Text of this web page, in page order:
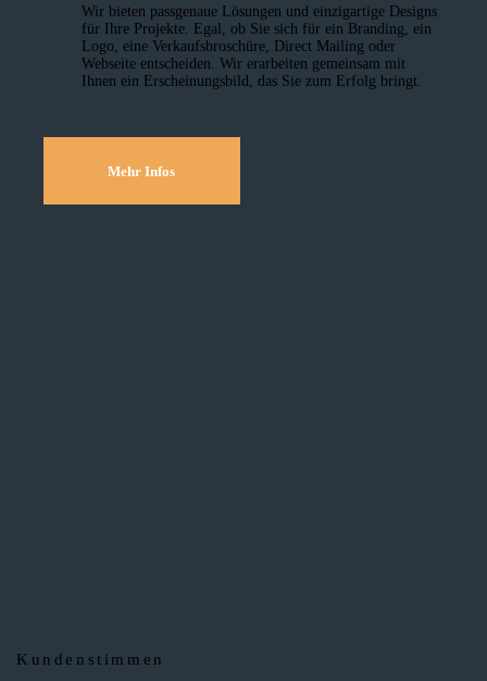
Wir bieten passgenaue Lösungen und einzig­artige Designs
für Ihre Projekte. Egal, ob Sie sich für ein Branding, ein
Logo, eine Verkaufsbroschüre, Direct Mailing oder
Webseite entscheiden. Wir erarbeiten gemeinsam mit
Ihnen ein Erscheinungsbild, das Sie zum Erfolg bringt.
Mehr Infos
Kundenstimmen